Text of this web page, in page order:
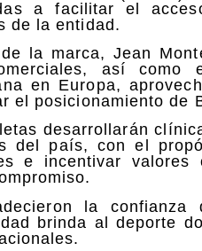
a facilitar el
de la entidad.
la marca, Jean
así
en Europa,
el posicionamiento de
desarrollarán
del país, con el
e incentivar
la
brinda al deporte